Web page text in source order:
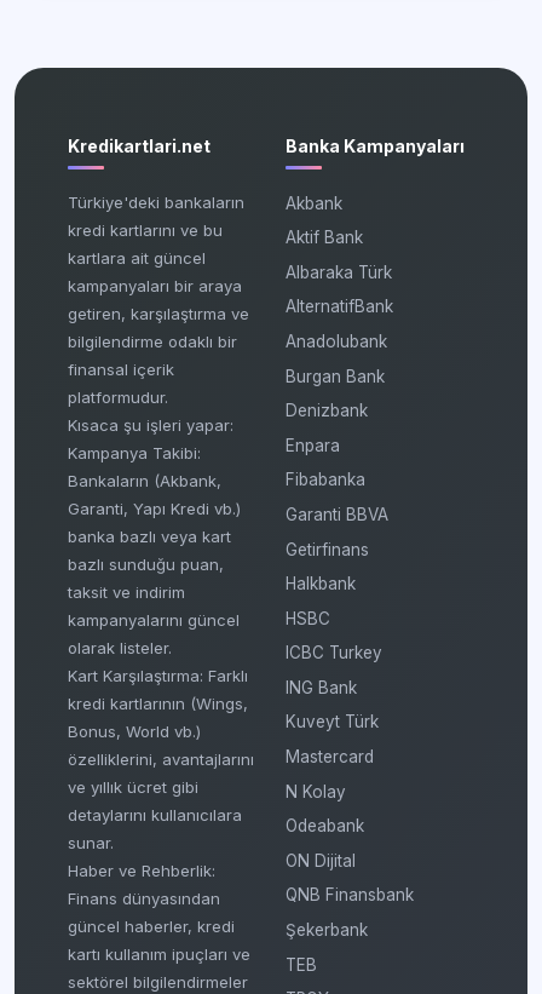
Kredikartlari.net
Türkiye'deki bankaların
kredi kartlarını ve bu
kartlara ait güncel
kampanyaları bir araya
getiren, karşılaştırma ve
bilgilendirme odaklı bir
finansal içerik
platformudur.
Kısaca şu işleri yapar:
Kampanya Takibi:
Bankaların (Akbank,
Garanti, Yapı Kredi vb.)
banka bazlı veya kart
bazlı sunduğu puan,
taksit ve indirim
kampanyalarını güncel
olarak listeler.
Kart Karşılaştırma: Farklı
kredi kartlarının (Wings,
Bonus, World vb.)
özelliklerini, avantajlarını
ve yıllık ücret gibi
detaylarını kullanıcılara
sunar.
Haber ve Rehberlik:
Finans dünyasından
güncel haberler, kredi
kartı kullanım ipuçları ve
sektörel bilgilendirmeler
Banka Kampanyaları
Akbank
Aktif Bank
Albaraka Türk
AlternatifBank
Anadolubank
Burgan Bank
Denizbank
Enpara
Fibabanka
Garanti BBVA
Getirfinans
Halkbank
HSBC
ICBC Turkey
ING Bank
Kuveyt Türk
Mastercard
N Kolay
Odeabank
ON Dijital
QNB Finansbank
Şekerbank
TEB